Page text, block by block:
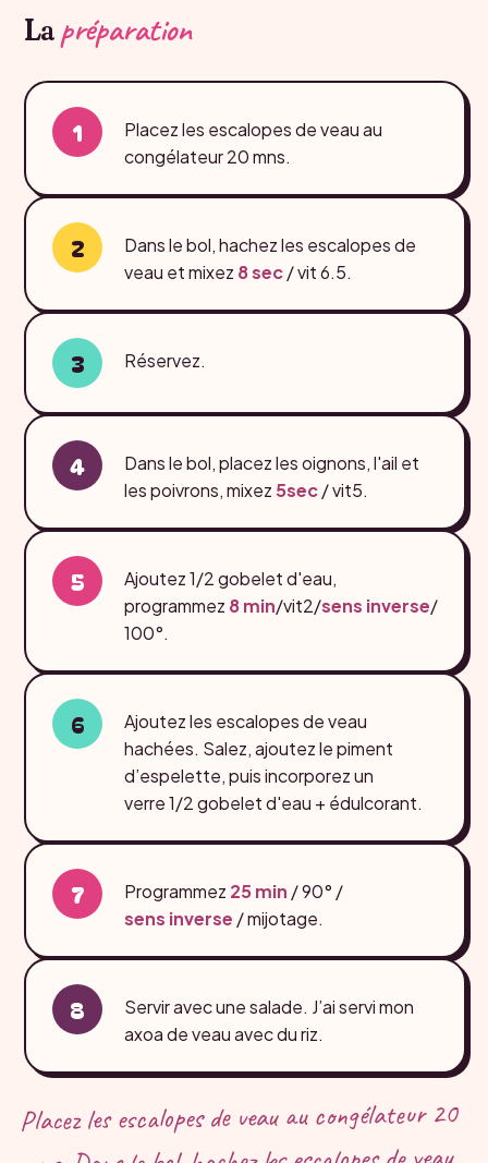
Lapréparation
Placez les escalopes de veau au
congélateur 20 mns.
Dans le bol, hachez les escalopes de
veau et mixez 8 sec/ vit 6.5.
Réservez.
Dans le bol, placez les oignons, l'ail et
les poivrons, mixez 5sec/ vit5.
Ajoutez 1/2 gobelet d'eau,
programmez 8 min/vit2/sens inverse/
100°.
Ajoutez les escalopes de veau
hachées. Salez, ajoutez le piment
d’espelette, puis incorporez un
verre 1/2 gobelet d'eau + édulcorant.
Programmez 25 min / 90° /
sens inverse / mijotage.
Servir avec une salade. J’ai servi mon
axoa de veau avec du riz.
Placez les escalopes de veau au congélateur 20